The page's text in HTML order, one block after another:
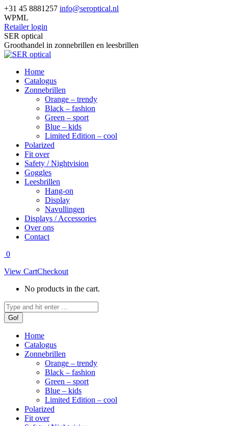
Skip
to
content
+31 45 8881257 info@seroptical.nl
WPML
Retailer login
Facebook
page
opens
new
window
SER optical
Groothandel in zonnebrillen en leesbrillen
Home
Catalogus
Zonnebrillen
Orange – trendy
Black – fashion
Green – sport
Blue – kids
Limited Edition – cool
Polarized
Fit over
Safety / Nightvision
Goggles
Leesbrillen
Hang-on
Display
Navullingen
Displays / Accessories
Over ons
Contact
0
View CartCheckout
No products in the cart.
Search:
Home
Catalogus
Zonnebrillen
Orange – trendy
Black – fashion
Green – sport
Blue – kids
Limited Edition – cool
Polarized
Fit over